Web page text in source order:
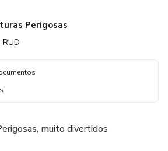
Perigosas
RUD
muito divertidos